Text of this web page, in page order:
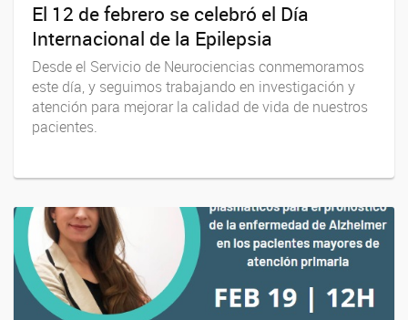
El 12 de febrero se celebró el Día
Internacional de la Epilepsia
Desde el Servicio de Neurociencias conmemoramos
este día, y seguimos trabajando en investigación y
atención para mejorar la calidad de vida de nuestros
pacientes.